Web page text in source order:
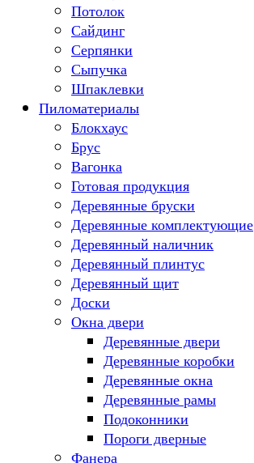
Потолок
Сайдинг
Серпянки
Сыпучка
Шпаклевки
Пиломатериалы
Блокхаус
Брус
Вагонка
Готовая продукция
Деревянные бруски
Деревянные комплектующие
Деревянный наличник
Деревянный плинтус
Деревянный щит
Доски
Окна двери
Деревянные двери
Деревянные коробки
Деревянные окна
Деревянные рамы
Подоконники
Пороги дверные
Фанера